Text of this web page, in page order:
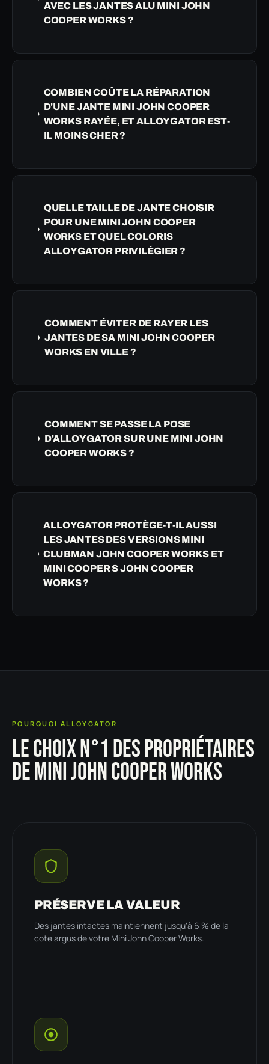
AVEC LES JANTES ALU MINI JOHN
COOPER WORKS ?
COMBIEN COÛTE LA RÉPARATION
D'UNE JANTE MINI JOHN COOPER
WORKS RAYÉE, ET ALLOYGATOR EST-
IL MOINS CHER ?
QUELLE TAILLE DE JANTE CHOISIR
POUR UNE MINI JOHN COOPER
WORKS ET QUEL COLORIS
ALLOYGATOR PRIVILÉGIER ?
COMMENT ÉVITER DE RAYER LES
JANTES DE SA MINI JOHN COOPER
WORKS EN VILLE ?
COMMENT SE PASSE LA POSE
D'ALLOYGATOR SUR UNE MINI JOHN
COOPER WORKS ?
ALLOYGATOR PROTÈGE-T-IL AUSSI
LES JANTES DES VERSIONS MINI
CLUBMAN JOHN COOPER WORKS ET
MINI COOPER S JOHN COOPER
WORKS ?
POURQUOI ALLOYGATOR
LE CHOIX N°1 DES PROPRIÉTAIRES
DE MINI JOHN COOPER WORKS
PRÉSERVE LA VALEUR
Des jantes intactes maintiennent jusqu'à 6 % de la
cote argus de votre Mini John Cooper Works.